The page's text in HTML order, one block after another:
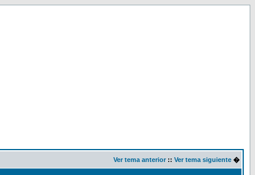
Ver tema anterior :: Ver tema siguiente �